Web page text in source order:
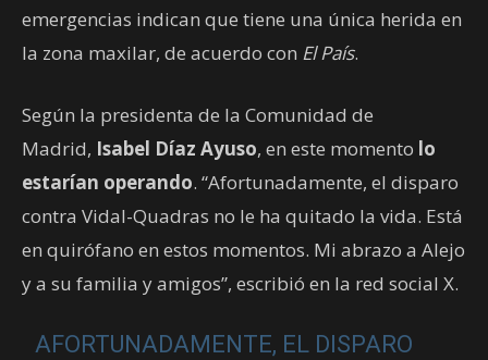
emergencias indican que tiene una única herida en
la zona maxilar, de acuerdo con El País.
Según la presidenta de la Comunidad de
Madrid, Isabel Díaz Ayuso, en este momento lo
estarían operando. “Afortunadamente, el disparo
contra Vidal-Quadras no le ha quitado la vida. Está
en quirófano en estos momentos. Mi abrazo a Alejo
y a su familia y amigos”, escribió en la red social X.
AFORTUNADAMENTE, EL DISPARO